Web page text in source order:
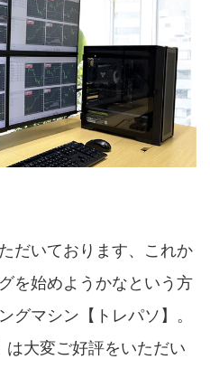
だいております、これか
を始めようかなという方
グマシン【トレパソ】。
大変ご好評をいただい